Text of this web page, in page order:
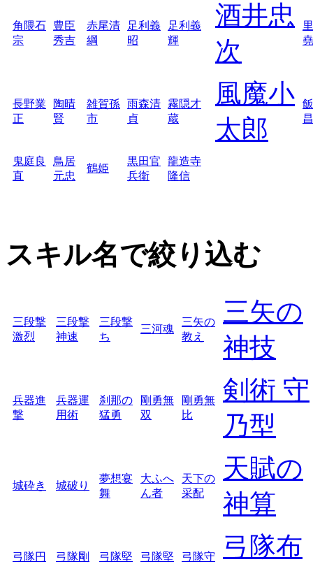
角隈石
宗
豊臣
秀吉
赤尾清
綱
足利義
昭
足利義
輝
酒井忠
次
堯
長野業
正
陶晴
賢
雑賀孫
市
雨森清
貞
霧隠才
蔵
風魔小
太郎
昌
鬼庭良
直
鳥居
元忠
鶴姫
黒田官
兵衛
龍造寺
隆信
スキル名で絞り込む
三段撃
激烈
三段撃
神速
三段撃
ち
三河魂
三矢の
教え
三矢の
神技
兵器進
撃
兵器運
用術
刹那の
猛勇
剛勇無
双
剛勇無
比
剣術 守
乃型
城砕き 城破り
夢想宴
舞
大ふへ
ん者
天下の
采配
天賦の
神算
弓隊円 弓隊剛 弓隊堅 弓隊堅 弓隊守 弓隊布